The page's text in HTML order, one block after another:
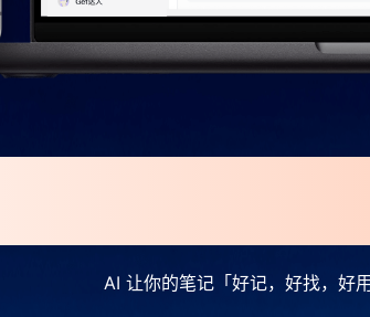
AI 让你的笔记「好记，好找，好用